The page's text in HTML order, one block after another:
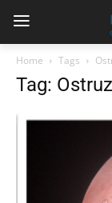
Home Tags
Tag: